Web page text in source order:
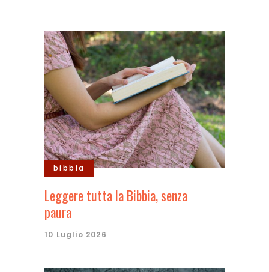
bibbia
Leggere tutta la Bibbia, senza
paura
10 Luglio 2026